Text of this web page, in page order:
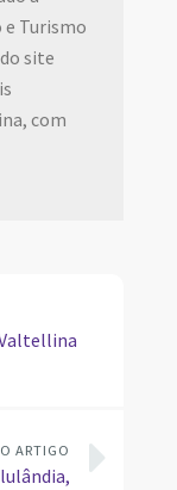
Turismo
site
com
ARTIGO